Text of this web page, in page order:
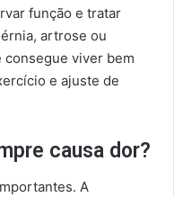
função e tratar
artrose ou
consegue viver bem
e ajuste de
causa dor?
A